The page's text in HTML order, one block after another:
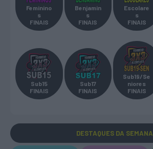
Feminino
s
FINAIS
Benjamin
s
FINAIS
Escolare
s
FINAIS
Sub15
FINAIS
Sub17
FINAIS
Sub19/Se
niores
FINAIS
DESTAQUES DA SEMANA